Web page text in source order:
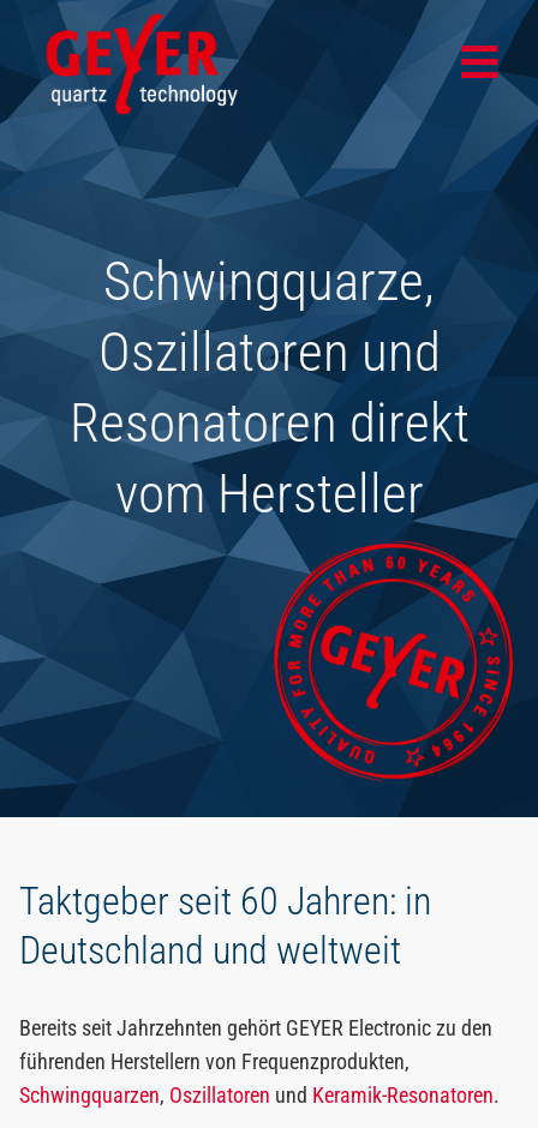
Inhalt
springen
Design- & Testcenter
Unternehmen
Aktuelles
SHOP
Schwingquarze,
Oszillatoren und
Resonatoren direkt
vom Hersteller
Taktgeber seit 60 Jahren: in
Deutschland und weltweit
Bereits seit Jahrzehnten gehört GEYER Electronic zu den
führenden Herstellern von Frequenzprodukten,
Schwingquarzen, Oszillatoren und Keramik-Resonatoren.